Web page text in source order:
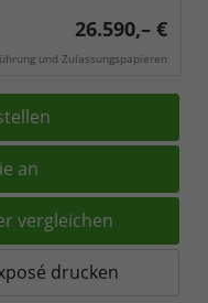
26.590,– €
und Zulassungspapieren
an
vergleichen
drucken